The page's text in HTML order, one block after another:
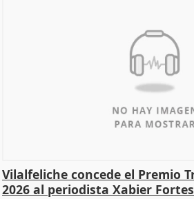
Vilalfeliche concede el Premio
2026 al periodista Xabier Fortes